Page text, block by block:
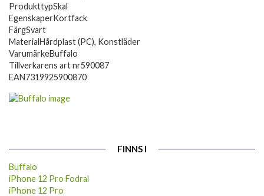
ProdukttypSkal
EgenskaperKortfack
FärgSvart
MaterialHårdplast (PC), Konstläder
VarumärkeBuffalo
Tillverkarens art nr590087
EAN7319925900870
FINNS I
Buffalo
iPhone 12 Pro Fodral
iPhone 12 Pro